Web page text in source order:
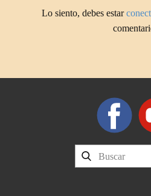
Lo siento, debes estar